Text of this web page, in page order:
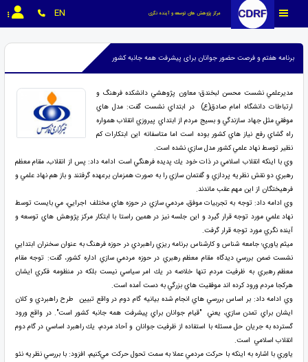
مرکز پژوهش های توسعه و آینده نگری EN
برنامه هفتم و فرصت حضور جوانان برای پیشرفت همه جانبه کشور
مديرعلمي نشست محسن لبخندق؛ معاون پژوهشي دانشكده فرهنگ و
ارتباطات دانشگاه امام صادق(ع) در ابتداي نشست گفت: مدل هاي
موفقي مثل جهاد سازندگي و بسيج مردم از ابتداي پيروزي انقلاب همواره
راه گشاي رفع نياز هاي كشور بوده است اما متاسفانه اين ابتكارات كم
نظير توسط نهاد علمي كشور مدل سازي نشده است.
وي با اينكه انقلاب اسلامي در ذات خود يك پديده فرهنگي است ادامه داد: پس از انقلاب، مقام معظم
رهبري دو نقش نظريه پردازي و گفتمان سازي را به صورت همزمان برعهده گرفتند و باز هم نهاد علمي و
فرهيختگان از اين مهم عقب ماندند.
وي ادامه داد: توجه به تجربيات موفق، مردمي سازي در حوزه هاي مختلف اجرايي، مي بايست توسط
نهاد علمي مورد توجه قرار گيرد و اين جلسه نيز در همين راستا با ابتكار مركز پژوهش هاي توسعه و
آينده نگري مورد توجه قرار گرفت.
ميثم ياوري؛ جامعه شناس و كارشناس برنامه ريزي راهبردي در حوزه فرهنگ به عنوان سخنران ابتدايي
نشست ضمن بررسي ديدگاه مقام معظم رهبري در حوزه مردمي سازي اداره كشور، گفت: توجه مقام
معظم رهبري به ظرفيت مردم تنها خلاصه در يك امر سياسي نيست بلكه در منظومه فكري ايشان
هركجا مردم ورود كرده اند موفقيت هاي بزرگي به دست آمده است.
وي ادامه داد: بر اساس بررسي هاي انجام شده بيانيه گام دوم در واقع تبيين طرح راهبردي و كلان
ايشان براي تمدن سازي، يعني "قيام جوانان براي پيشرفت همه جانبه كشور است". در واقع ورود
گسترده به جريان حل مسئله با استفاده از ظرفيت جوانان و آحاد مردم، يك راهبرد اساسي در گام دوم
انقلاب اسلامي است.
ياوري با اشاره به اينكه با حركت مردمي عملا به سمت تحول حركت مي‌كنيم، افزود: با بررسي نظريه نئو